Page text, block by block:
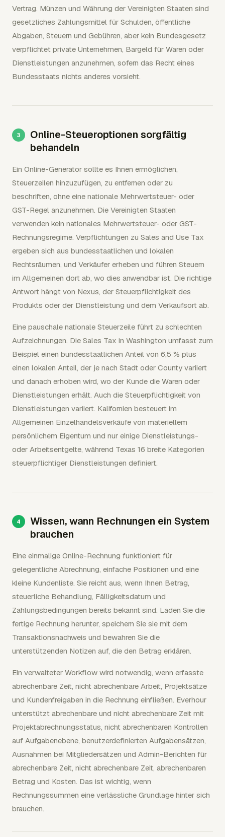
Vertrag. Münzen und Währung der Vereinigten Staaten sind
gesetzliches Zahlungsmittel für Schulden, öffentliche
Abgaben, Steuern und Gebühren, aber kein Bundesgesetz
verpflichtet private Unternehmen, Bargeld für Waren oder
Dienstleistungen anzunehmen, sofern das Recht eines
Bundesstaats nichts anderes vorsieht.
Online-Steueroptionen sorgfältig
behandeln
Ein Online-Generator sollte es Ihnen ermöglichen,
Steuerzeilen hinzuzufügen, zu entfernen oder zu
beschriften, ohne eine nationale Mehrwertsteuer- oder
GST-Regel anzunehmen. Die Vereinigten Staaten
verwenden kein nationales Mehrwertsteuer- oder GST-
Rechnungsregime. Verpflichtungen zu Sales and Use Tax
ergeben sich aus bundesstaatlichen und lokalen
Rechtsräumen, und Verkäufer erheben und führen Steuern
im Allgemeinen dort ab, wo dies anwendbar ist. Die richtige
Antwort hängt von Nexus, der Steuerpflichtigkeit des
Produkts oder der Dienstleistung und dem Verkaufsort ab.
Eine pauschale nationale Steuerzeile führt zu schlechten
Aufzeichnungen. Die Sales Tax in Washington umfasst zum
Beispiel einen bundesstaatlichen Anteil von 6,5 % plus
einen lokalen Anteil, der je nach Stadt oder County variiert
und danach erhoben wird, wo der Kunde die Waren oder
Dienstleistungen erhält. Auch die Steuerpflichtigkeit von
Dienstleistungen variiert. Kalifornien besteuert im
Allgemeinen Einzelhandelsverkäufe von materiellem
persönlichem Eigentum und nur einige Dienstleistungs-
oder Arbeitsentgelte, während Texas 16 breite Kategorien
steuerpflichtiger Dienstleistungen definiert.
Wissen, wann Rechnungen ein System
brauchen
Eine einmalige Online-Rechnung funktioniert für
gelegentliche Abrechnung, einfache Positionen und eine
kleine Kundenliste. Sie reicht aus, wenn Ihnen Betrag,
steuerliche Behandlung, Fälligkeitsdatum und
Zahlungsbedingungen bereits bekannt sind. Laden Sie die
fertige Rechnung herunter, speichern Sie sie mit dem
Transaktionsnachweis und bewahren Sie die
unterstützenden Notizen auf, die den Betrag erklären.
Ein verwalteter Workflow wird notwendig, wenn erfasste
abrechenbare Zeit, nicht abrechenbare Arbeit, Projektsätze
und Kundenfreigaben in die Rechnung einfließen. Everhour
unterstützt abrechenbare und nicht abrechenbare Zeit mit
Projektabrechnungsstatus, nicht abrechenbaren Kontrollen
auf Aufgabenebene, benutzerdefinierten Aufgabensätzen,
Ausnahmen bei Mitgliedersätzen und Admin-Berichten für
abrechenbare Zeit, nicht abrechenbare Zeit, abrechenbaren
Betrag und Kosten. Das ist wichtig, wenn
Rechnungssummen eine verlässliche Grundlage hinter sich
brauchen.